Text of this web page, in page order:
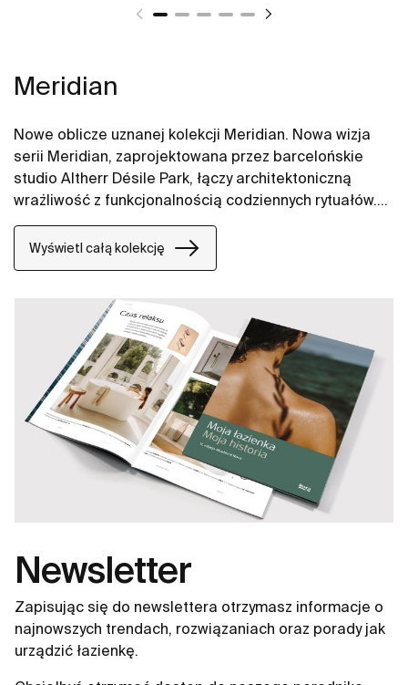
Meridian
Nowe oblicze uznanej kolekcji Meridian. Nowa wizja
serii Meridian, zaprojektowana przez barcelońskie
studio Altherr Désile Park, łączy architektoniczną
wrażliwość z funkcjonalnością codziennych rytuałów.
Jej forma opiera się na harmonii, płynności i
wizualnym spokoju. To design, który porządkuje
przestrzeń bez dominacji.​
Wyświetl całą kolekcję
Newsletter
Zapisując się do newslettera otrzymasz informacje o
najnowszych trendach, rozwiązaniach oraz porady jak
urządzić łazienkę.